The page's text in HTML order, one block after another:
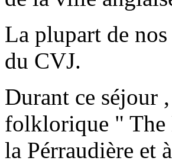
La plupart de
du CVJ.
Durant ce séjour
folklorique " The
la Pérraudière et